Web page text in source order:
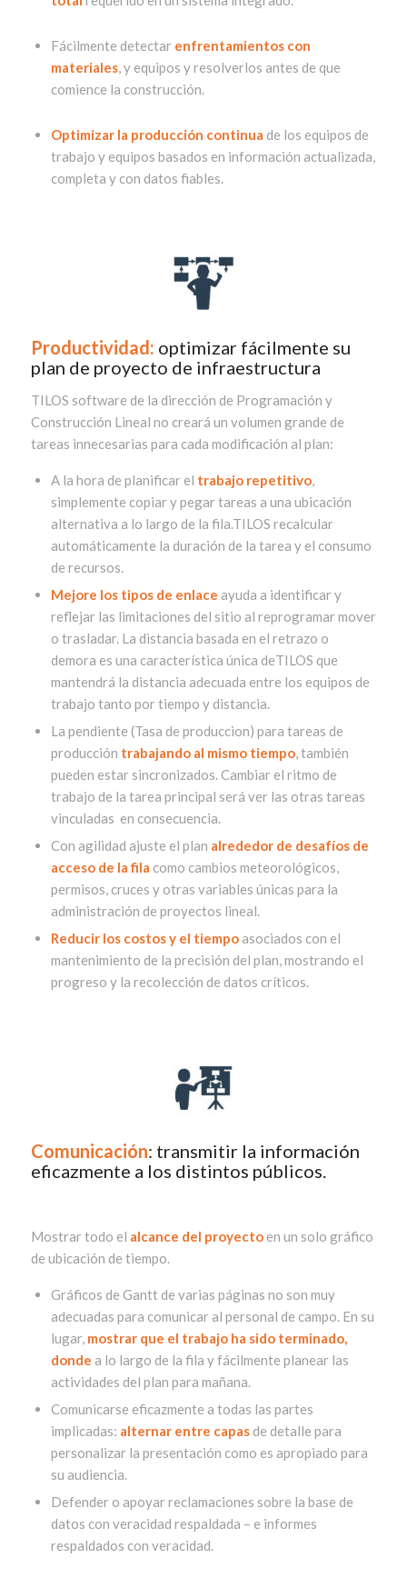
Fácilmente detectar enfrentamientos con
materiales, y equipos y resolverlos antes de que
comience la construcción.
Optimizar la producción continua de los equipos de
trabajo y equipos basados en información actualizada,
completa y con datos fiables.
Productividad: optimizar fácilmente su
plan de proyecto de infraestructura
TILOS software de la dirección de Programación y
Construcción Lineal no creará un volumen grande de
tareas innecesarias para cada modificación al plan:
A la hora de planificar el trabajo repetitivo,
simplemente copiar y pegar tareas a una ubicación
alternativa a lo largo de la fila.TILOS recalcular
automáticamente la duración de la tarea y el consumo
de recursos.
Mejore los tipos de enlace ayuda a identificar y
reflejar las limitaciones del sitio al reprogramar mover
o trasladar. La distancia basada en el retrazo o
demora es una característica única deTILOS que
mantendrá la distancia adecuada entre los equipos de
trabajo tanto por tiempo y distancia.
La pendiente (Tasa de produccion) para tareas de
producción trabajando al mismo tiempo, también
pueden estar sincronizados. Cambiar el ritmo de
trabajo de la tarea principal será ver las otras tareas
vinculadas en consecuencia.
Con agilidad ajuste el plan alrededor de desafíos de
acceso de la fila como cambios meteorológicos,
permisos, cruces y otras variables únicas para la
administración de proyectos lineal
Reducir los costos y el tiempoasociados con el
mantenimiento de la precisión del plan, mostrando el
progreso y la recolección de datos críticos.
Comunicación: transmitir la información
eficazmente a los distintos públicos
Mostrar todo el alcance del proyectoen un solo gráfico
de ubicación de tiempo.
Gráficos de Gantt de varias páginas no son muy
adecuadas para comunicar al personal de campo. En su
lugar, mostrar que el trabajo ha sido terminado,
donde a lo largo de la fila y fácilmente planear las
actividades del plan para mañana.
Comunicarse eficazmente a todas las partes
implicadas: alternar entre capas de detalle para
personalizar la presentación como es apropiado para
su audiencia.
Defender o apoyar reclamaciones sobre la base de
datos con veracidad respaldada – e informes
respaldados con veracidad.